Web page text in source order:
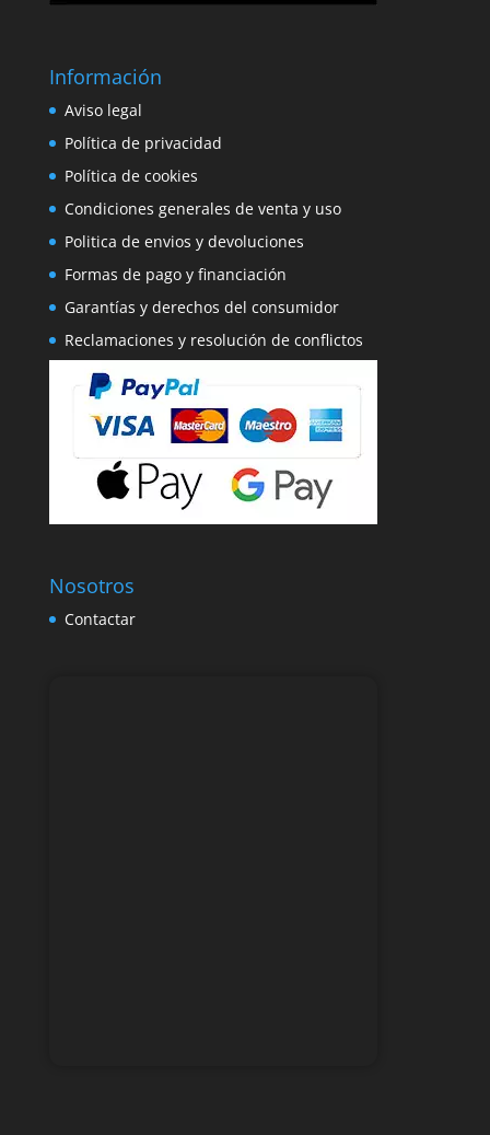
Información
Aviso legal
Política de privacidad
Política de cookies
Condiciones generales de venta y uso
Politica de envios y devoluciones
Formas de pago y financiación
Garantías y derechos del consumidor
Reclamaciones y resolución de conflictos
Nosotros
Contactar